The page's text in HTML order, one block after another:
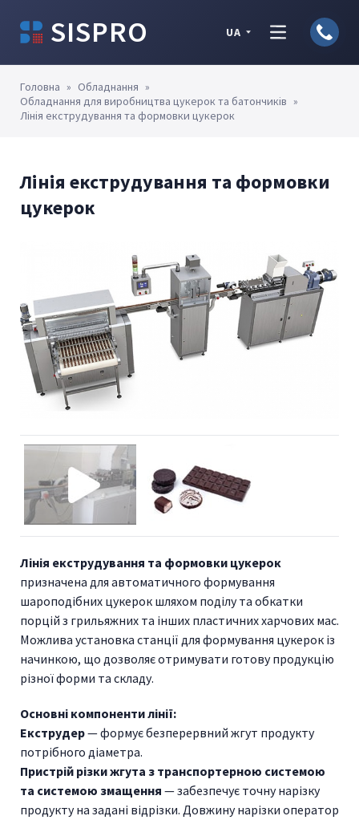
SISPRO UA
Головна » Обладнання »
Обладнання для виробництва цукерок та батончиків »
Лінія екструдування та формовки цукерок
Лінія екструдування та формовки
цукерок
Лінія екструдування та формовки цукерок
призначена для автоматичного формування
шароподібних цукерок шляхом поділу та обкатки
порцій з грильяжних та інших пластичних харчових мас.
Можлива установка станції для формування цукерок із
начинкою, що дозволяє отримувати готову продукцію
різної форми та складу.
Основні компоненти лінії:
Екструдер— формує безперервний жгут продукту
потрібного діаметра.
Пристрій різки жгута з транспортерною системою
та системою змащення — забезпечує точну нарізку
продукту на задані відрізки. Довжину нарізки оператор